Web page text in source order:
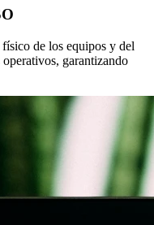
de los equipos y del
garantizando